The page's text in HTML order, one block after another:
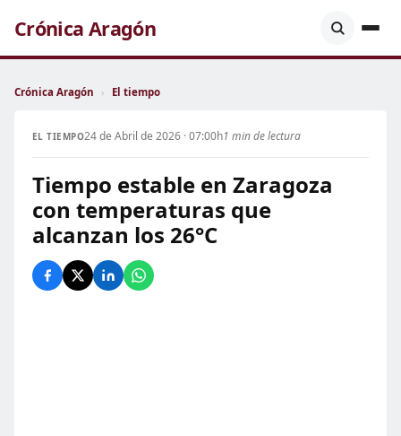
Crónica Aragón
Crónica Aragón › El tiempo
EL TIEMPO24 de Abril de 2026 · 07:00h1 min de lectura
Tiempo estable en Zaragoza
con temperaturas que
alcanzan los 26°C